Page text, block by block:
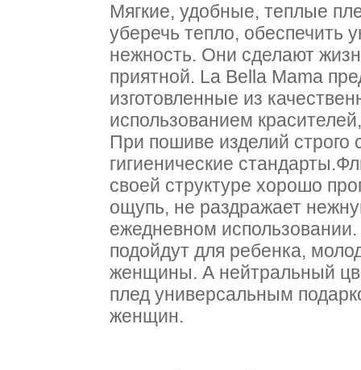
Мягкие, удобные, теплые
уберечь тепло, обеспечить
нежность. Они сделают
приятной. La Bella Mama
изготовленные из
использованием
При пошиве изделий строго
гигиенические
своей структуре хорошо
ощупь, не раздражает
ежедневном
подойдут для ребенка,
женщины. А нейтральный
плед универсальным
женщин.